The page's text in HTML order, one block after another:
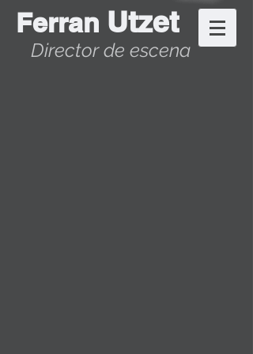
Ferran Utzet
Director de escena